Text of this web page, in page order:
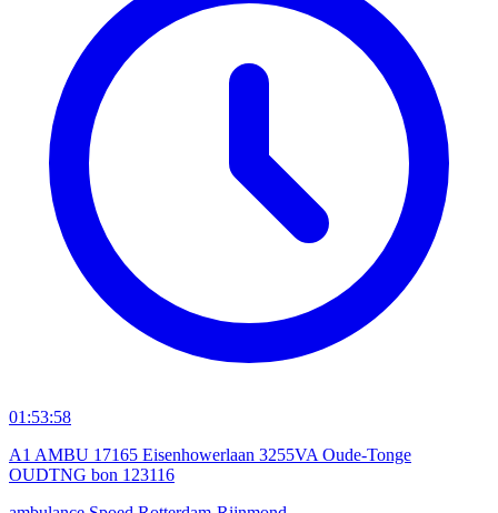
01:53:58
A1 AMBU 17165 Eisenhowerlaan 3255VA Oude-Tonge
OUDTNG bon 123116